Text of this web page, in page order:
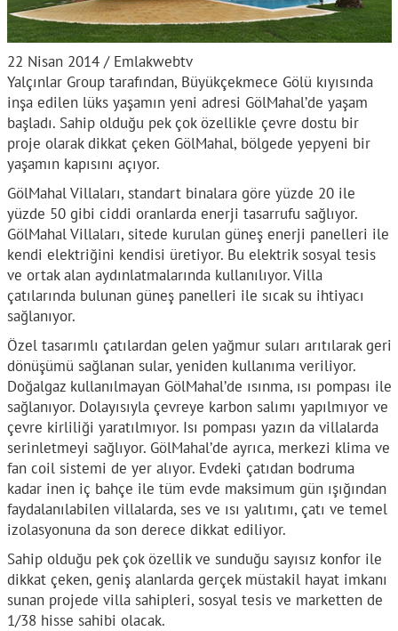
22 Nisan 2014 / Emlakwebtv
Yalçınlar Group tarafından, Büyükçekmece Gölü kıyısında
inşa edilen lüks yaşamın yeni adresi GölMahal’de yaşam
başladı. Sahip olduğu pek çok özellikle çevre dostu bir
proje olarak dikkat çeken GölMahal, bölgede yepyeni bir
yaşamın kapısını açıyor.
GölMahal Villaları, standart binalara göre yüzde 20 ile
yüzde 50 gibi ciddi oranlarda enerji tasarrufu sağlıyor.
GölMahal Villaları, sitede kurulan güneş enerji panelleri ile
kendi elektriğini kendisi üretiyor. Bu elektrik sosyal tesis
ve ortak alan aydınlatmalarında kullanılıyor. Villa
çatılarında bulunan güneş panelleri ile sıcak su ihtiyacı
sağlanıyor.
Özel tasarımlı çatılardan gelen yağmur suları arıtılarak geri
dönüşümü sağlanan sular, yeniden kullanıma veriliyor.
Doğalgaz kullanılmayan GölMahal’de ısınma, ısı pompası ile
sağlanıyor. Dolayısıyla çevreye karbon salımı yapılmıyor ve
çevre kirliliği yaratılmıyor. Isı pompası yazın da villalarda
serinletmeyi sağlıyor. GölMahal’de ayrıca, merkezi klima ve
fan coil sistemi de yer alıyor. Evdeki çatıdan bodruma
kadar inen iç bahçe ile tüm evde maksimum gün ışığından
faydalanılabilen villalarda, ses ve ısı yalıtımı, çatı ve temel
izolasyonuna da son derece dikkat ediliyor.
Sahip olduğu pek çok özellik ve sunduğu sayısız konfor ile
dikkat çeken, geniş alanlarda gerçek müstakil hayat imkanı
sunan projede villa sahipleri, sosyal tesis ve marketten de
1/38 hisse sahibi olacak.